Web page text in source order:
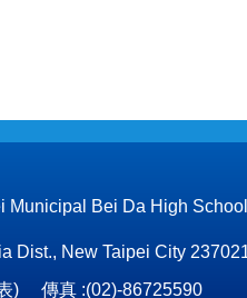
Bei Da High School
Dist., New Taipei City
) 傳真 :(02)-86725590